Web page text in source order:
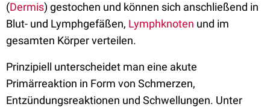
(Dermis) gestochen und können sich anschließend in
Blut- und Lymphgefäßen, Lymphknoten und im
gesamten Körper verteilen.
Prinzipiell unterscheidet man eine akute
Primärreaktion in Form von Schmerzen,
Entzündungsreaktionen und Schwellungen. Unter